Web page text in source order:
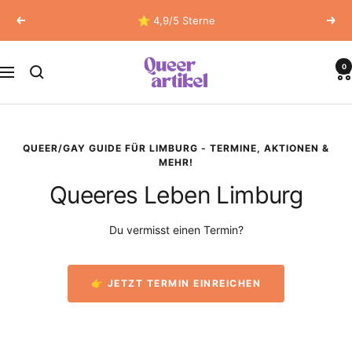
zumZurück ⭐ 4,9/5 Sterne
Navigation
Queerartikel 0
QUEER/GAY GUIDE FÜR LIMBURG - TERMINE, AKTIONEN &
MEHR!
Queeres Leben Limburg
Du vermisst einen Termin?
👉 JETZT TERMIN EINREICHEN